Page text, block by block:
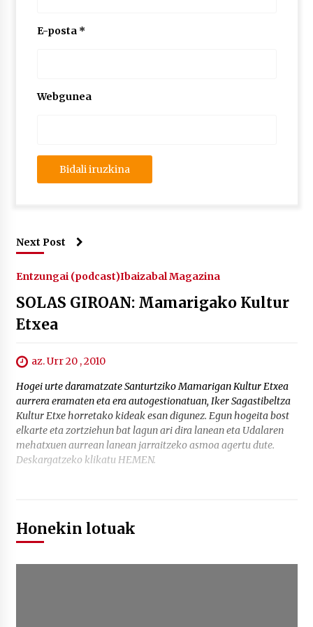
E-posta *
Webgunea
Next Post
Entzungai (podcast)Ibaizabal Magazina
SOLAS GIROAN: Mamarigako Kultur
Etxea
az. Urr 20 , 2010
Hogei urte daramatzate Santurtziko Mamarigan Kultur Etxea
aurrera eramaten eta era autogestionatuan, Iker Sagastibeltza
Kultur Etxe horretako kideak esan digunez. Egun hogeita bost
elkarte eta zortziehun bat lagun ari dira lanean eta Udalaren
mehatxuen aurrean lanean jarraitzeko asmoa agertu dute.
Deskargatzeko klikatu HEMEN.
Honekin lotuak